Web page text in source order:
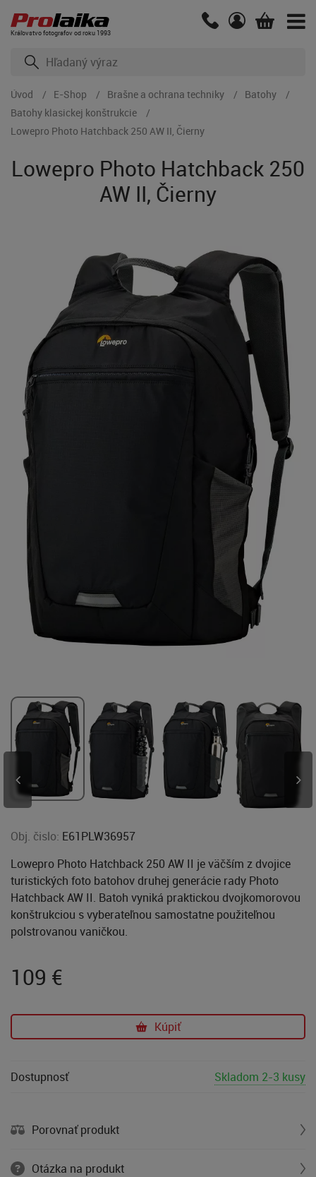
Kráľovstvo fotografov od roku 1993
Úvod E-Shop Brašne a ochrana techniky
Batohy
Batohy klasickej konštrukcie
Lowepro Photo Hatchback 250 AW II, Čierny
Lowepro Photo Hatchback 250
AW II, Čierny
Obj. čislo: E61PLW36957
Lowepro Photo Hatchback 250 AW II je väčším z dvojice
turistických foto batohov druhej generácie rady Photo
Hatchback AW II. Batoh vyniká praktickou dvojkomorovou
konštrukciou s vyberateľnou samostatne použiteľnou
polstrovanou vaničkou.
109 €
Kúpiť
Dostupnosť Skladom 2-3 kusy
Porovnať produkt
Otázka na produkt